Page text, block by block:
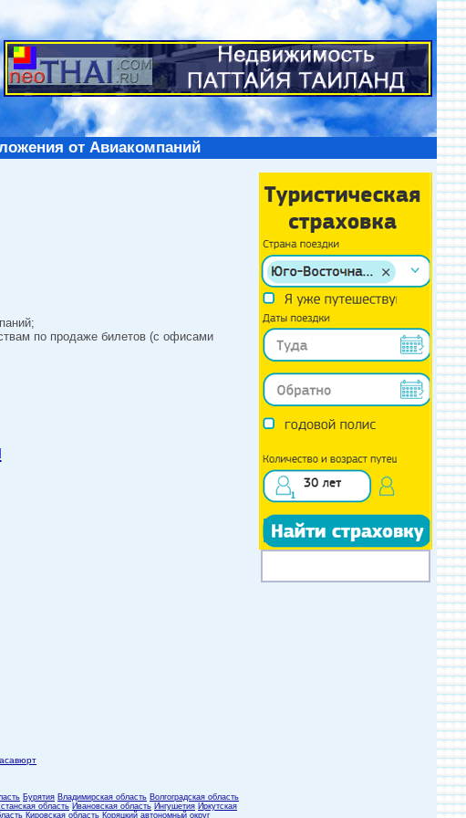
от Авиакомпаний
по продаже билетов (с офисами
Бурятия Владимирская область Волгоградская область
область Ивановская область Ингушетия Иркутская
Кировская область Коряцкий автономный округ